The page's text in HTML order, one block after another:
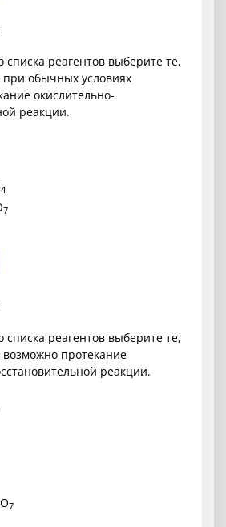
списка реагентов выберите те,
обычных условиях
окислительно-
реакции.
4
7
списка реагентов выберите те,
протекание
реакции.
O7